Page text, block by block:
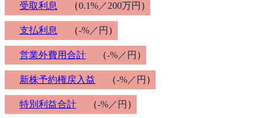
受取利息 （0.1%／200万円 ）
支払利息 （-%／円 ）
営業外費用合計 （-%／円 ）
新株予約権戻入益 （-%／円 ）
特別利益合計 （-%／円 ）